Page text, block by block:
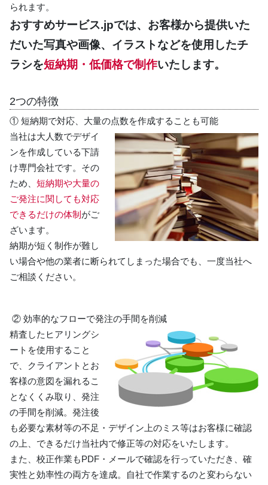
られます。
おすすめサービス.jpでは、お客様から提供いた
だいた写真や画像、イラストなどを使用したチ
ラシを短納期・低価格で制作いたします。
2つの特徴
① 短納期で対応、大量の点数を作成することも可能
当社は大人数でデザイ
ンを作成している下請
け専門会社です。その
ため、短納期や大量の
ご発注に関しても対応
できるだけの体制 がご
ざいます。
納期が短く制作が難し
い場合や他の業者に断られてしまった場合でも、一度当社へ
ご相談ください。
② 効率的なフローで発注の手間を削減
精査したヒアリングシ
ートを使用すること
で、クライアントとお
客様の意図を漏れるこ
となくくみ取り、発注
の手間を削減。発注後
も必要な素材等の不足・デザイン上のミス等はお客様に確認
の上、できるだけ当社内で修正等の対応をいたします。
また、校正作業もPDF・メールで確認を行っていただき、確
実性と効率性の両方を達成。自社で作業するのと変わらない